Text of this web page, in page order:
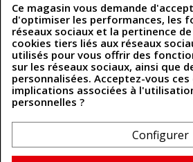
Politique de confidentialité
Politique des cookies
Contactez-nous
Coordonnées
493 Chemin de Catougnac
contact@cuirenstock.com
Ce magasin vous demande
d'optimiser les performances, les
réseaux sociaux et la pertinence
cookies tiers liés aux réseaux
utilisés pour vous offrir des
sur les réseaux sociaux, ainsi que
personnalisées. Acceptez-vous
implications associées à
personnelles ?
Configurer